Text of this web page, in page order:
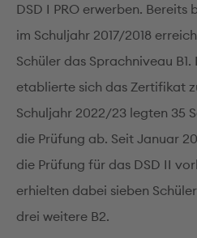
DSD I PRO erwerben. Bereits
im Schuljahr 2017/2018
Schüler das Sprachniveau
etablierte sich das Zertifikat
Schuljahr 2022/23 legten 35
die Prüfung ab. Seit Januar
die Prüfung für das DSD II
erhielten dabei sieben
drei weitere B2.